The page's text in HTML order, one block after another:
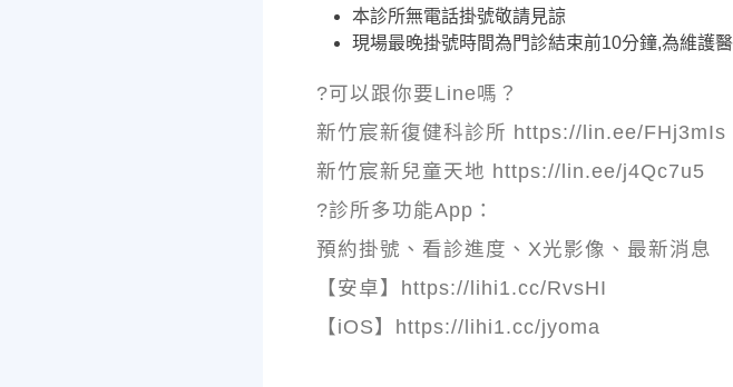
本診所無電話掛號敬請見諒
現場最晚掛號時間為門診結束前10分鐘,為維護
?可以跟你要Line嗎？
新竹宸新復健科診所 https://lin.ee/FHj3mIs
新竹宸新兒童天地 https://lin.ee/j4Qc7u5
?診所多功能App：
預約掛號、看診進度、X光影像、最新消息
【安卓】https://lihi1.cc/RvsHI
【iOS】https://lihi1.cc/jyoma